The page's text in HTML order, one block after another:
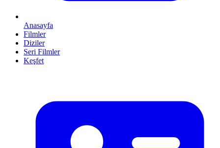
Anasayfa
Filmler
Diziler
Seri Filmler
Keşfet